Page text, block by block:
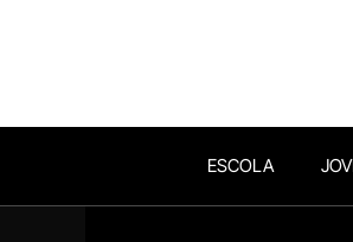
ESCOLA